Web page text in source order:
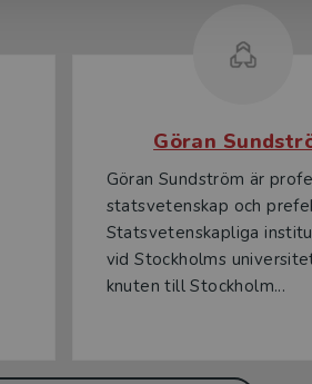
Göran
Göran Sundström är
statsvetenskap och
Statsvetenskapliga
vid Stockholms
knuten till Stockholm...